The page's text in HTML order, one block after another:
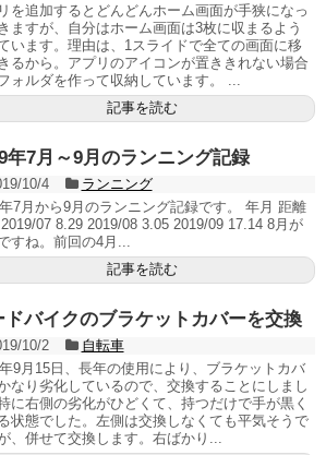
を追加するとどんどんホーム画面が手狭になっ
ますが、自分はホーム画面は3枚に収まるよう
います。理由は、1スライドで全ての画面に移
るから。アプリのアイコンが置ききれない場合
ォルダを作って収納しています。 ...
記事を読む
年7月～9月のランニング記録
10/4
ランニング
7月から9月のランニング記録です。 年月 距離
07 8.29 2019/08 3.05 2019/09 17.14 8月が
すね。前回の4月...
記事を読む
ドバイクのブラケットカバーを交換
10/2
自転車
9月15日、長年の使用により、ブラケットカバ
なり劣化しているので、交換することにしまし
に右側の劣化がひどくて、持つだけで手が黒く
状態でした。左側は交換しなくても平気そうで
、併せて交換します。右ばかり...